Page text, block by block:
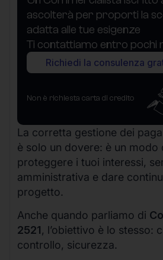
ascolterà per proporti la
adatta alle tue esigenze
Ti contattiamo entro pochi
Richiedi la consulenza
Non è richiesta carta di credito
La corretta gestione dei
è solo un dovere: è un modo
proteggere i tuoi interessi,
amministrativa e dare
progetto.
Anche quando parliamo di
2521, l’obiettivo è lo stesso:
controllo, sicurezza.